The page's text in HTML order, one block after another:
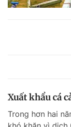
Xuất khẩu cá
Trong hơn hai